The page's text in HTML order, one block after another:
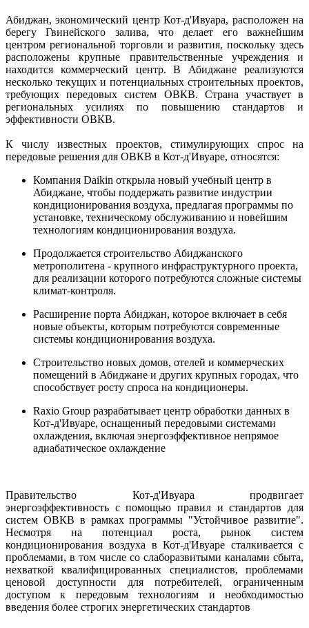
Абиджан, экономический центр Кот-д'Ивуара, расположен на
берегу Гвинейского залива, что делает его
важнейшим
центром региональной торговли и развития, поскольку здесь
расположены
крупные правительственные учреждения
и
находится
коммерческий центр. В Абиджане
реализуются
несколько текущих и потенциальных строительных проектов,
требующих передовых систем ОВКВ. Страна участвует
региональных
усилиях по повышению стандартов
и
эффективности ОВКВ.
К числу известных проектов, стимулирующих спрос
на
передовые решения для ОВКВ в Кот-д'Ивуаре, относятся:
Компания Daikin открыла новый учебный центр в
Абиджане, чтобы поддержать развитие индустрии
кондиционирования воздуха, предлагая программы по
установке, техническому обслуживанию и новейшим
технологиям кондиционирования воздуха.
Продолжается строительство Абиджанского
метрополитена - крупного инфраструктурного проекта,
для реализации которого потребуются сложные системы
климат-контроля.
Расширение порта Абиджан, которое включает
новые объекты, которым потребуются современные
системы кондиционирования воздуха.
Строительство новых домов, отелей и коммерческих
помещений в Абиджане и других крупных городах,
способствует росту спроса на кондиционеры.
Raxio Group разрабатывает центр обработки данных в
Кот-д'Ивуаре, оснащенный передовыми
охлаждения, включая энергоэффективное непрямое
адиабатическое охлаждение
Правительство Кот-д'Ивуара
продвигает
энергоэффективность с помощью правил и стандартов
для
систем ОВКВ в рамках программы "Устойчивое развитие".
Несмотря
на потенциал роста, рынок
систем
кондиционирования воздуха в Кот-д'Ивуаре сталкивается
проблемами, в том числе со слаборазвитыми каналами сбыта,
нехваткой
квалифицированных специалистов,
проблемами
ценовой доступности для потребителей,
ограниченным
доступом
к передовым технологиям и
необходимостью
введения более строгих энергетических стандартов